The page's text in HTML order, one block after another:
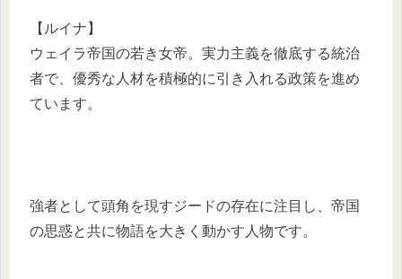
【ルイナ】
ウェイラ帝国の若き女帝。実力主義を徹底する統治
者で、優秀な人材を積極的に引き入れる政策を進め
ています。
強者として頭角を現すジードの存在に注目し、帝国
の思惑と共に物語を大きく動かす人物です。